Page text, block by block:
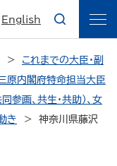
English
これまでの大臣・副
原内閣府特命担当大臣
画、共生・共助）、女
き
神奈川県藤沢